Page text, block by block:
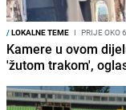
/LOKALNE TEME I PRIJE OKO
Kamere u ovom
'žutom trakom',